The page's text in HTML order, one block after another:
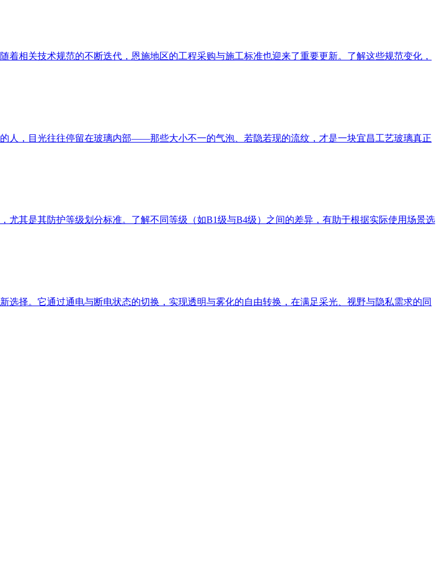
相关技术规范的不断迭代，恩施地区的工程采购与施工标准也迎来了重要更新。了解这些规范变化，
人，目光往往停留在玻璃内部——那些大小不一的气泡、若隐若现的流纹，才是一块宜昌工艺玻璃真正
其是其防护等级划分标准。了解不同等级（如B1级与B4级）之间的差异，有助于根据实际使用场景选
择。它通过通电与断电状态的切换，实现透明与雾化的自由转换，在满足采光、视野与隐私需求的同